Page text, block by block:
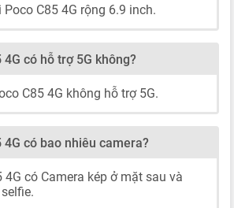
C85 4G rộng 6.9 inch.
có hỗ trợ 5G không?
C85 4G không hỗ trợ 5G.
4G có bao nhiêu camera?
4G có Camera kép ở mặt sau và